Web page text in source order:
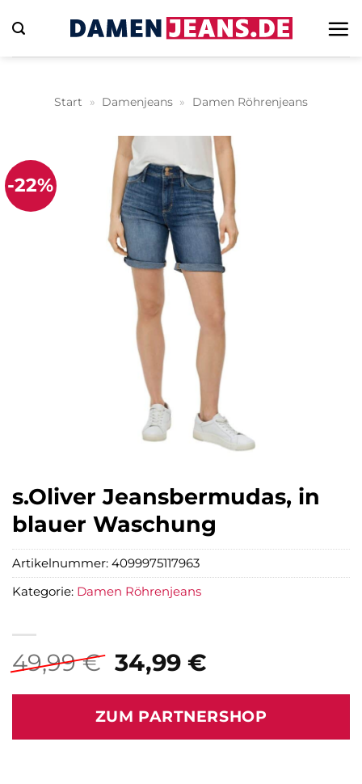
Inhalt
springen
Start » Damenjeans » Damen Röhrenjeans
-22%
s.Oliver Jeansbermudas, in
blauer Waschung
49,99€ Ursprünglicher
Preis
war:
49,99 €
34,99 €Aktueller
ist:
34,99 €.
ZUM PARTNERSHOP
Artikelnummer: 4099975117963
Kategorie: Damen Röhrenjeans